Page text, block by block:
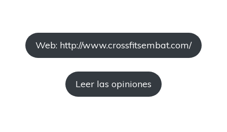
Web: http://www.crossfitsembat.com/
Leer las opiniones